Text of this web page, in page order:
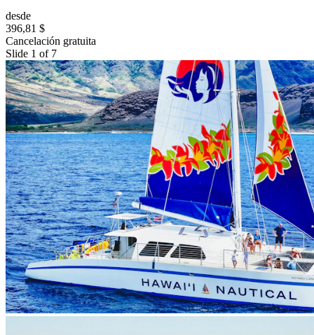
desde
396,81 $
Cancelación gratuita
Slide 1 of 7